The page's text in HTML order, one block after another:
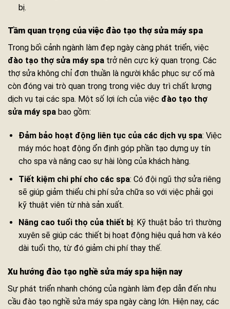
bị.
Tầm quan trọng của việc đào tạo thợ sửa máy spa
Trong bối cảnh ngành làm đẹp ngày càng phát triển, việc
đào tạo thợ sửa máy spa trở nên cực kỳ quan trọng. Các
thợ sửa không chỉ đơn thuần là người khắc phục sự cố mà
còn đóng vai trò quan trọng trong việc duy trì chất lượng
dịch vụ tại các spa. Một số lợi ích của việc đào tạo thợ
sửa máy spa bao gồm:
Đảm bảo hoạt động liên tục của các dịch vụ spa: Việc
máy móc hoạt động ổn định góp phần tạo dựng uy tín
cho spa và nâng cao sự hài lòng của khách hàng.
Tiết kiệm chi phí cho các spa: Có đội ngũ thợ sửa riêng
sẽ giúp giảm thiểu chi phí sửa chữa so với việc phải gọi
kỹ thuật viên từ nhà sản xuất.
Nâng cao tuổi thọ của thiết bị: Kỹ thuật bảo trì thường
xuyên sẽ giúp các thiết bị hoạt động hiệu quả hơn và kéo
dài tuổi thọ, từ đó giảm chi phí thay thế.
Xu hướng đào tạo nghề sửa máy spa hiện nay
Sự phát triển nhanh chóng của ngành làm đẹp dẫn đến nhu
cầu đào tạo nghề sửa máy spa ngày càng lớn. Hiện nay, các